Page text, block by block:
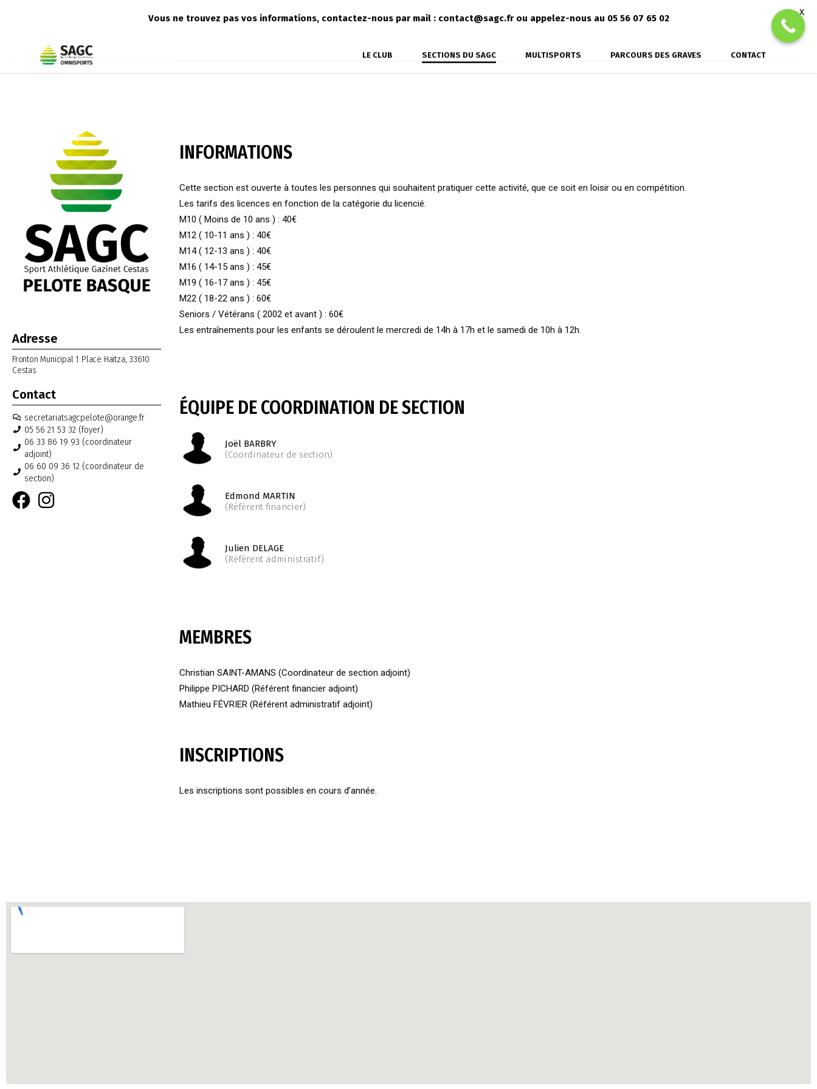
LE CLUB SECTIONS DU SAGC MULTISPORTS PARCOURS DES GRAVES CONTACT
Adresse
Fronton Municipal 1 Place Haïtza, 33610
Cestas
Contact
secretariatsagcpelote@orange.fr
05 56 21 53 32 (foyer)
06 33 86 19 93 (coordinateur
adjoint)
06 60 09 36 12 (coordinateur de
section)
INFORMATIONS
Cette section est ouverte à toutes les personnes qui souhaitent pratiquer cette activité, que ce soit en loisir ou en compétition.
Les tarifs des licences en fonction de la catégorie du licencié.
M10 ( Moins de 10 ans ) : 40€
M12 ( 10-11 ans ) : 40€
M14 ( 12-13 ans ) : 40€
M16 ( 14-15 ans ) : 45€
M19 ( 16-17 ans ) : 45€
M22 ( 18-22 ans ) : 60€
Seniors / Vétérans ( 2002 et avant ) : 60€
Les entraînements pour les enfants se déroulent le mercredi de 14h à 17h et le samedi de 10h à 12h.
ÉQUIPE DE COORDINATION DE SECTION
Joël BARBRY
(Coordinateur de section)
Edmond MARTIN
(Référent financier)
Julien DELAGE
(Référent administratif)
MEMBRES
Christian SAINT-AMANS (Coordinateur de section adjoint)
Philippe PICHARD (Référent financier adjoint)
Mathieu FÉVRIER (Référent administratif adjoint)
INSCRIPTIONS
Les inscriptions sont possibles en cours d’année.
Vous ne trouvez pas vos informations, contactez-nous par mail : contact@sagc.fr ou appelez-nous au 05 56 07 65 02
X